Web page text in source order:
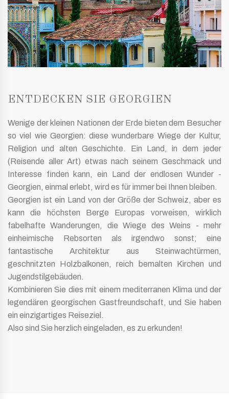
ENTDECKEN SIE GEORGIEN
Wenige der kleinen Nationen der Erde bieten dem Besucher
so viel wie Georgien: diese wunderbare Wiege der Kultur,
Religion und alten Geschichte. Ein Land, in dem jeder
(Reisende aller Art) etwas nach seinem Geschmack und
Interesse finden kann, ein Land der endlosen Wunder -
Georgien, einmal erlebt, wird es für immer bei Ihnen bleiben.
Georgien ist ein Land von der Größe der Schweiz, aber es
kann die höchsten Berge Europas vorweisen, wirklich
fabelhafte Wanderungen, die Wiege des Weins - mehr
einheimische Rebsorten als irgendwo sonst; eine
fantastische Architektur aus Steinwachtürmen,
geschnitzten Holzbalkonen, reich bemalten Kirchen und
Jugendstilgebäuden.
Kombinieren Sie dies mit einem mediterranen Klima und der
legendären georgischen Gastfreundschaft, und Sie haben
ein einzigartiges Reiseziel.
Also sind Sie herzlich eingeladen, es zu erkunden!